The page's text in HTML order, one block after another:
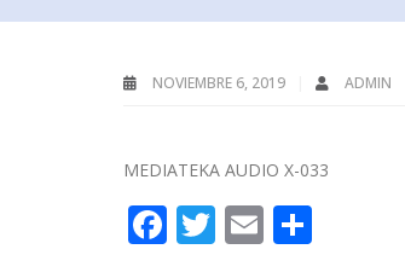
NOVIEMBRE 6, 2019 ADMIN
MEDIATEKA AUDIO X-033
Facebook
Twitter
Email